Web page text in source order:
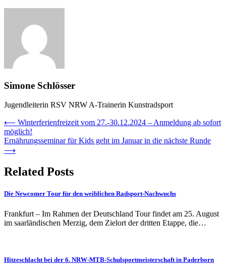
Simone Schlösser
Jugendleiterin RSV NRW A-Trainerin Kunstradsport
Beitragsnavigation
⟵ Winterferienfreizeit vom 27.-30.12.2024 – Anmeldung ab sofort
möglich!
Ernährungsseminar für Kids geht im Januar in die nächste Runde
⟶
Related Posts
Die Newcomer Tour für den weiblichen Radsport-Nachwuchs
Frankfurt – Im Rahmen der Deutschland Tour findet am 25. August
im saarländischen Merzig, dem Zielort der dritten Etappe, die…
Hitzeschlacht bei der 6. NRW-MTB-Schulsportmeisterschaft in Paderborn